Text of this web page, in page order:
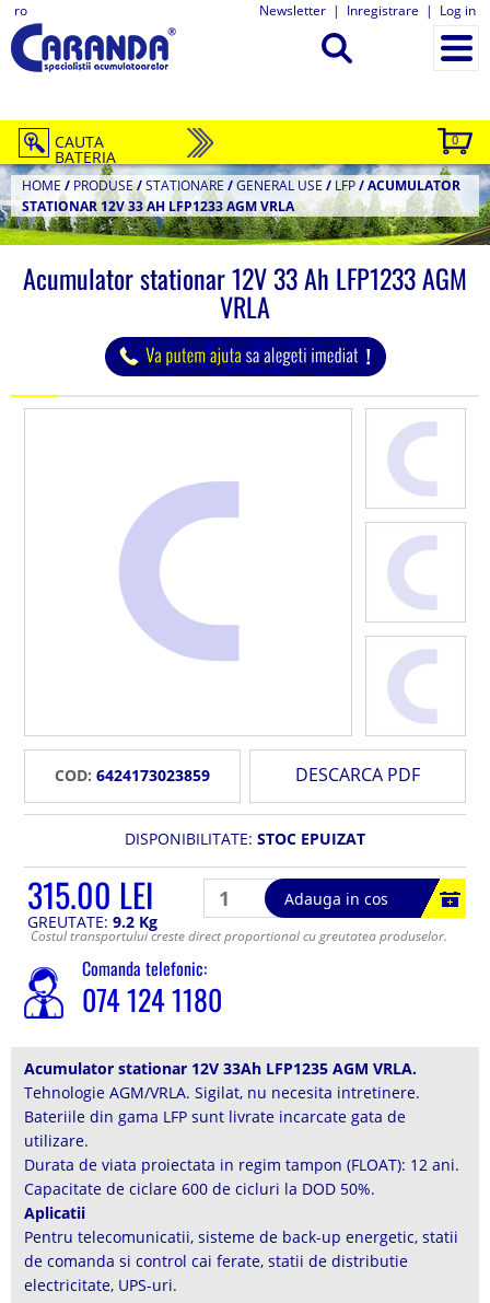
ro Newsletter | Inregistrare | Log in
0
CAUTA
BATERIA
HOME / PRODUSE/STATIONARE /GENERAL USE / LFP/ACUMULATOR
STATIONAR 12V 33 AH LFP1233 AGM VRLA
Acumulator stationar 12V 33 Ah LFP1233 AGM
VRLA
COD: 6424173023859 DESCARCA PDF
DISPONIBILITATE: STOC EPUIZAT
315.00 LEI
Adauga in cos
GREUTATE: 9.2 Kg
Costul transportului creste direct proportional cu greutatea produselor.
Comanda telefonic:
074 124 1180
Acumulator stationar 12V 33Ah LFP1235 AGM VRLA.
Tehnologie AGM/VRLA. Sigilat, nu necesita intretinere.
Bateriile din gama LFP sunt livrate incarcate gata de
utilizare.
Durata de viata proiectata in regim tampon (FLOAT): 12 ani.
Capacitate de ciclare 600 de cicluri la DOD 50%.
Aplicatii
Pentru telecomunicatii, sisteme de back-up energetic, statii
de comanda si control cai ferate, statii de distributie
electricitate, UPS-uri.